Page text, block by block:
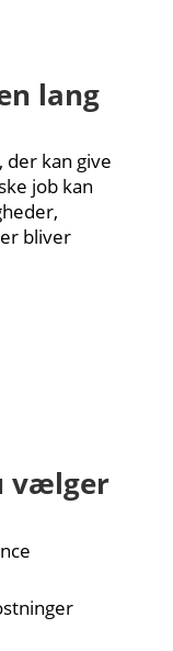
lang
der kan give
job kan
bliver
vælger